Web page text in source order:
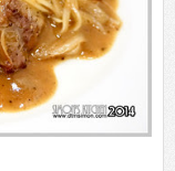
菜，放太久黃掉
都跳過!